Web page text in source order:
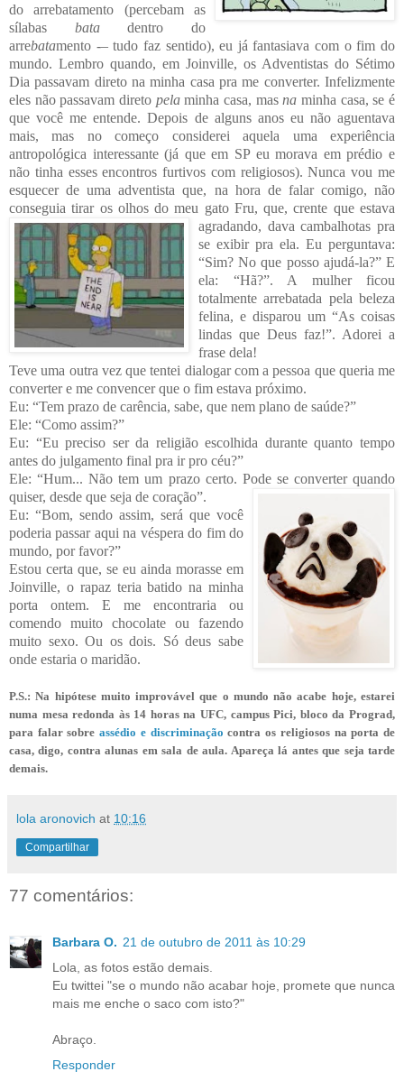
do arrebatamento (percebam as
sílabas batadentro do
arrebatamento -– tudo faz sentido), eu já fantasiava com o fim do
mundo. Lembro quando, em Joinville, os Adventistas do Sétimo
Dia passavam direto na minha casa pra me converter. Infelizmente
eles não passavam direto pelaminha casa, masna minha casa, se é
que você me entende. Depois de alguns anos eu não aguentava
mais, mas no começo considerei aquela uma experiência
antropológica interessante (já que em SP eu morava em prédio e
não tinha esses encontros furtivos com religiosos). Nunca vou me
esquecer de uma adventista que, na hora de falar comigo, não
conseguia tirar os olhos do meu gato Fru, que, crente que estava
agradando, dava cambalhotas pra
se exibir pra ela. Eu perguntava:
“Sim? No que posso ajudá-la?” E
ela: “Hã?”. A mulher ficou
totalmente arrebatada pela beleza
felina, e disparou um “As coisas
lindas que Deus faz!”. Adorei a
frase dela!
Teve uma outra vez que tentei dialogar com a pessoa que queria me
converter e me convencer que o fim estava próximo.
Eu: “Tem prazo de carência, sabe, que nem plano de saúde?”
Ele: “Como assim?”
Eu: “Eu preciso ser da religião escolhida durante quanto tempo
antes do julgamento final pra ir pro céu?”
Ele: “Hum... Não tem um prazo certo. Pode se converter quando
quiser, desde que seja de coração”.
Eu: “Bom, sendo assim, será que você
poderia passar aqui na véspera do fim do
mundo, por favor?”
Estou certa que, se eu ainda morasse em
Joinville, o rapaz teria batido na minha
porta ontem. E me encontraria ou
comendo muito chocolate ou fazendo
muito sexo. Ou os dois. Só deus sabe
onde estaria o maridão.
P.S.: Na hipótese muito improvável que o mundo não acabe hoje, estarei
numa mesa redonda às 14 horas na UFC, campus Pici, bloco da Prograd,
para falar sobreassédio e discriminação contra os religiosos na porta de
casa, digo, contra alunas em sala de aula. Apareça lá antes que seja tarde
demais.
lola aronovich at 10:16
Compartilhar
77 comentários:
Barbara O. 21 de outubro de 2011 às 10:29
Lola, as fotos estão demais.
Eu twittei "se o mundo não acabar hoje, promete que nunca
mais me enche o saco com isto?"
Abraço.
Responder